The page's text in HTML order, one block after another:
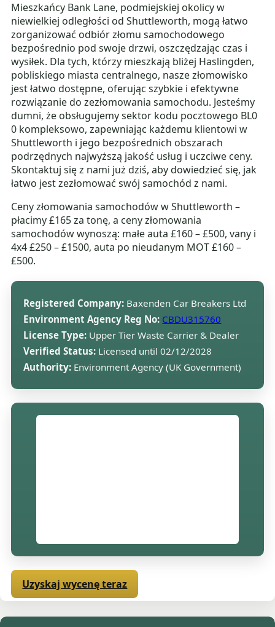
Mieszkańcy Bank Lane, podmiejskiej okolicy w
niewielkiej odległości od Shuttleworth, mogą łatwo
zorganizować odbiór złomu samochodowego
bezpośrednio pod swoje drzwi, oszczędzając czas i
wysiłek. Dla tych, którzy mieszkają bliżej Haslingden,
pobliskiego miasta centralnego, nasze złomowisko
jest łatwo dostępne, oferując szybkie i efektywne
rozwiązanie do zezłomowania samochodu. Jesteśmy
dumni, że obsługujemy sektor kodu pocztowego BL0
0 kompleksowo, zapewniając każdemu klientowi w
Shuttleworth i jego bezpośrednich obszarach
podrzędnych najwyższą jakość usług i uczciwe ceny.
Skontaktuj się z nami już dziś, aby dowiedzieć się, jak
łatwo jest zezłomować swój samochód z nami.
Ceny złomowania samochodów w Shuttleworth –
płacimy £165 za tonę, a ceny złomowania
samochodów wynoszą: małe auta £160 – £500, vany i
4x4 £250 – £1500, auta po nieudanym MOT £160 –
£500.
Registered Company: Baxenden Car Breakers Ltd
Environment Agency Reg No: CBDU315760
License Type: Upper Tier Waste Carrier & Dealer
Verified Status: Licensed until 02/12/2028
Authority: Environment Agency (UK Government)
Uzyskaj wycenę teraz